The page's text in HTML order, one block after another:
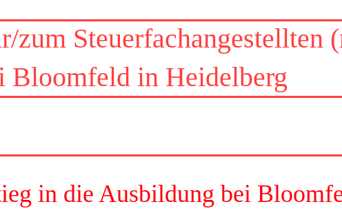
zum Steuerfachangestellten
Bloomfeld in Heidelberg
in die Ausbildung bei